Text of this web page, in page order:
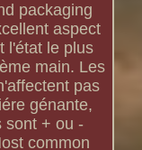
packaging
aspect
l'état le plus
main. Les
pas
génante,
sont + ou -
common